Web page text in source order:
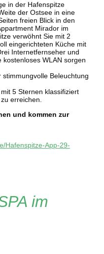
in der Hafenspitze
der Ostsee in eine
freien Blick in den
Mirador im
verwöhnt Sie mit 2
eingerichteten Küche mit
Internetfernseher und
WLAN sorgen
Beleuchtung
5 Sternen klassifiziert
erreichen.
und kommen zur
Hafenspitze-App-29-
im